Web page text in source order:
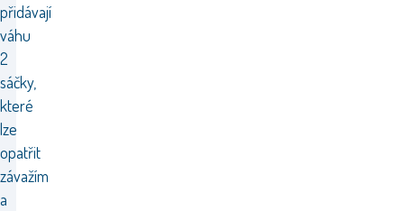
přidávají
váhu
2
sáčky,
které
lze
opatřit
závažím
a